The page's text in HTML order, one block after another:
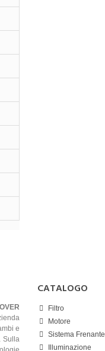
e
Sulla
CATALOGO
Filtro
Motore
Sistema Frenante
Illuminazione